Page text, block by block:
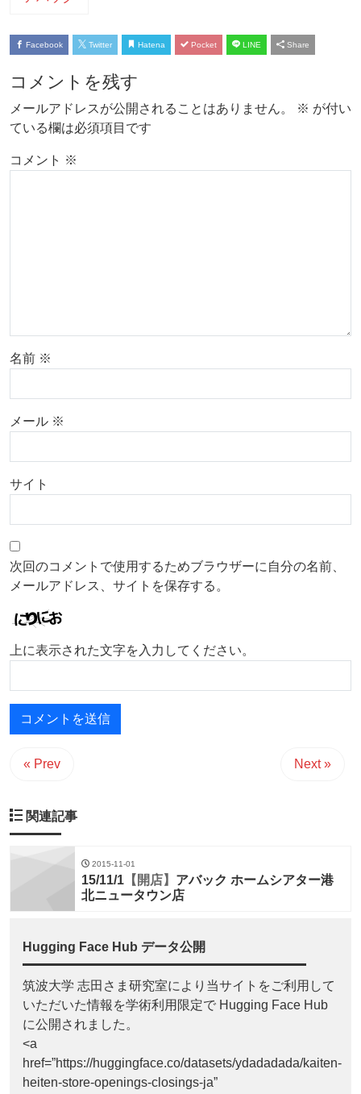
Facebook Twitter Hatena Pocket LINE Share
コメントを残す
メールアドレスが公開されることはありません。 ※ が付い
ている欄は必須項目です
コメント ※
名前 ※
メール ※
サイト
次回のコメントで使用するためブラウザーに自分の名前、
メールアドレス、サイトを保存する。
上に表示された文字を入力してください。
« Prev Next »
関連記事
2015-11-01
15/11/1 【開店】 アバック ホームシアター港
北ニュータウン店
Hugging Face Hub データ公開
筑波大学 志田さま研究室により当サイトをご利用して
いただいた情報を学術利用限定で Hugging Face Hub
に公開されました。
<a
href=”https://huggingface.co/datasets/ydadadada/kaiten-
heiten-store-openings-closings-ja”